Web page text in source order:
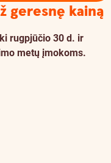
geresnę kainą
rugpjūčio 30 d. ir
metų įmokoms.